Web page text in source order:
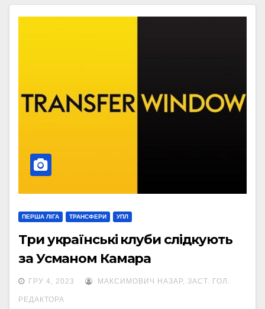
ПЕРША ЛІГА ТРАНСФЕРИ УПЛ
Три українські клуби слідкують
за Усманом Камара
ГРУ 4, 2023 МАКСИМОВИЧ НАЗАР, ЗАСТ. ГОЛ.
РЕДАКТОРА